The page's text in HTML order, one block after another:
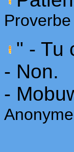
" - Tu
- Non.
-
Anonyme